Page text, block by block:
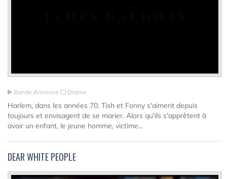
Bande Annonce Drame
Harlem, dans les années 70. Tish et Fonny s'aiment depuis
toujours et envisagent de se marier. Alors qu'ils s'apprêtent à
avoir un enfant, le jeune homme, victime...
DEAR WHITE PEOPLE